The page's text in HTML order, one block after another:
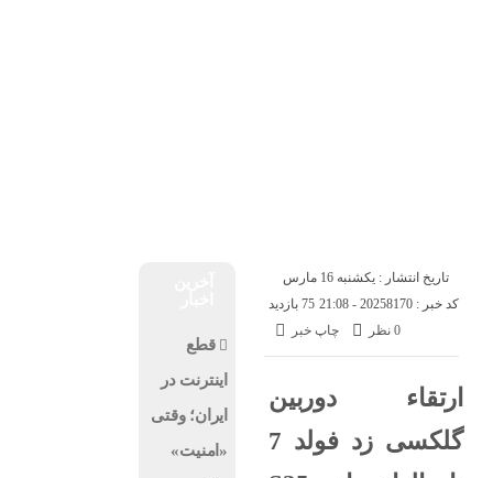
تاریخ انتشار : یکشنبه 16 مارس
2025 - 21:08
75 بازدید
کد خبر : 8170
چاپ خبر
0 نظر
ارتقاء دوربین
گلکسی زد فولد 7
قطع
اینترنت در
ایران؛ وقتی
«امنیت»